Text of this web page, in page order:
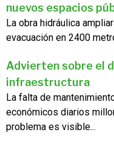
nuevos espacios
La obra hidráulica
evacuación en 2400
Advierten sobre el
infraestructura
La falta de
económicos diarios
problema es visible...